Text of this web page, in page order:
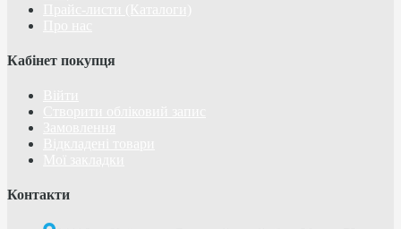
Кабінет покупця
Контакти